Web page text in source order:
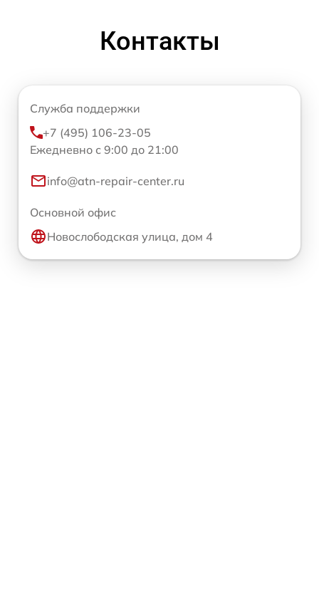
Контакты
Служба поддержки
+7 (495) 106-23-05
Ежедневно с 9:00 до 21:00
info@atn-repair-center.ru
Основной офис
Новослободская улица, дом 4